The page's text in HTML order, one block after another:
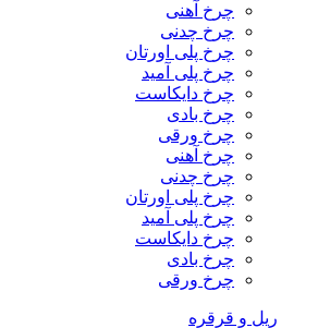
چرخ آهنی
چرخ چدنی
چرخ پلی اورتان
چرخ پلی آمید
چرخ دایکاست
چرخ بادی
چرخ ورقی
چرخ آهنی
چرخ چدنی
چرخ پلی اورتان
چرخ پلی آمید
چرخ دایکاست
چرخ بادی
چرخ ورقی
ریل و قرقره